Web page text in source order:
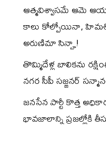
ఆత్మవిశ్వాసమే ఆమె
కాలు కోల్పోయినా,
అరుణిమా సిన్హా!
తొమ్మిదేళ్ల బాలికను
నగర సీపీ సజ్జనర్
జనసేన పార్టీ కొత్త అధికార
భావజాలాన్ని ప్రజల్లోకి